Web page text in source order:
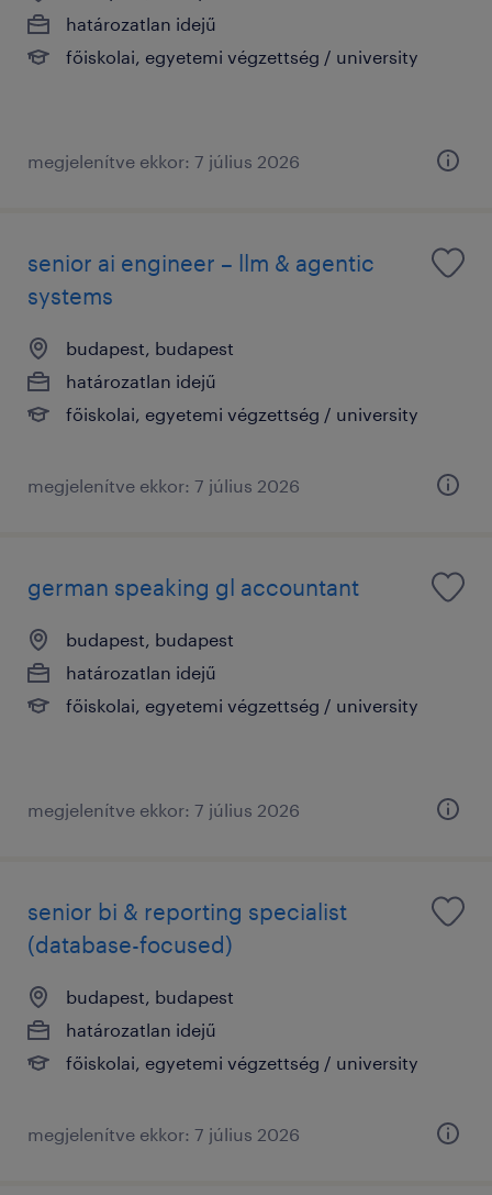
határozatlan idejű
főiskolai, egyetemi végzettség / university
megjelenítve ekkor: 7 július 2026
senior ai engineer – llm & agentic
systems
budapest, budapest
határozatlan idejű
főiskolai, egyetemi végzettség / university
megjelenítve ekkor: 7 július 2026
german speaking gl accountant
budapest, budapest
határozatlan idejű
főiskolai, egyetemi végzettség / university
megjelenítve ekkor: 7 július 2026
senior bi & reporting specialist
(database-focused)
budapest, budapest
határozatlan idejű
főiskolai, egyetemi végzettség / university
megjelenítve ekkor: 7 július 2026